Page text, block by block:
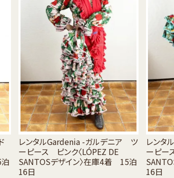
レンタルGardenia -ガルデニア ツ
ーピース ピンク〈LÓPEZ DE
SANTOSデザイン〉在庫4着 15泊
16日
レンタ
ーピー
16日